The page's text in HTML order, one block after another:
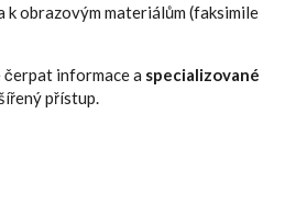
k obrazovým materiálům (faksimile
informace a specializované
přístup.